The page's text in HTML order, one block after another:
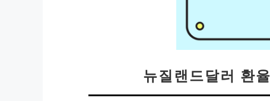
뉴질랜드달러 환